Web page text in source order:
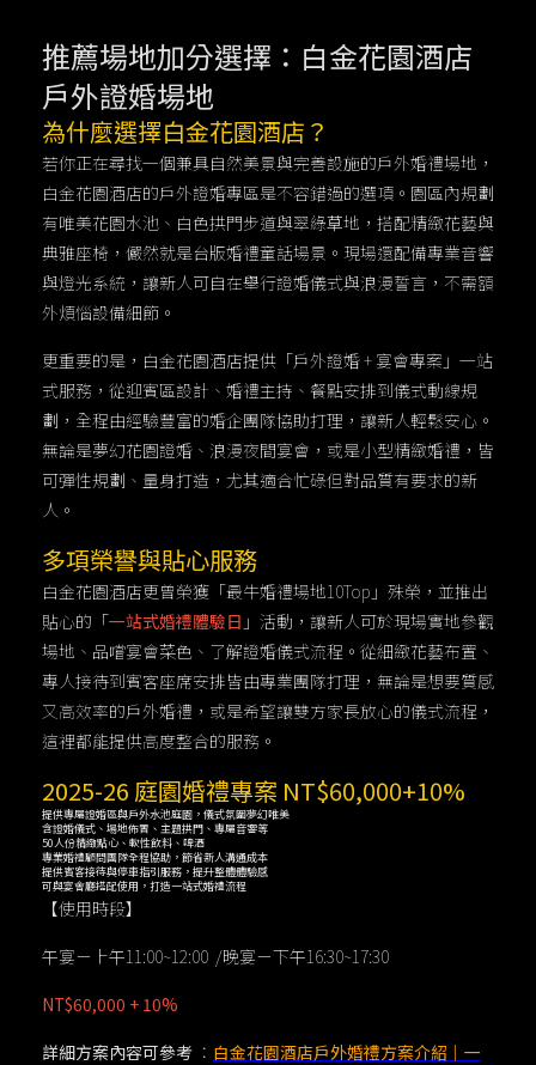
推薦場地加分選擇：白金花園酒店
戶外證婚場地
為什麼選擇白金花園酒店？
若你正在尋找一個兼具自然美景與完善設施的戶外婚禮場地，
白金花園酒店的戶外證婚專區是不容錯過的選項。園區內規劃
有唯美花園水池、白色拱門步道與翠綠草地，搭配精緻花藝與
典雅座椅，儼然就是台版婚禮童話場景。現場還配備專業音響
與燈光系統，讓新人可自在舉行證婚儀式與浪漫誓言，不需額
外煩惱設備細節。
更重要的是，白金花園酒店提供「戶外證婚 + 宴會專案」一站
式服務，從迎賓區設計、婚禮主持、餐點安排到儀式動線規
劃，全程由經驗豐富的婚企團隊協助打理，讓新人輕鬆安心。
無論是夢幻花園證婚、浪漫夜間宴會，或是小型精緻婚禮，皆
可彈性規劃、量身打造，尤其適合忙碌但對品質有要求的新
人。
多項榮譽與貼心服務
白金花園酒店更曾榮獲「最牛婚禮場地10Top」殊榮，並推出
貼心的「一站式婚禮體驗日 」活動，讓新人可於現場實地參觀
場地、品嚐宴會菜色、了解證婚儀式流程。從細緻花藝布置、
專人接待到賓客座席安排皆由專業團隊打理，無論是想要質感
又高效率的戶外婚禮，或是希望讓雙方家長放心的儀式流程，
這裡都能提供高度整合的服務。
2025-26 庭園婚禮專案 NT$60,000+10%
提供專屬證婚區與戶外水池庭園，儀式氛圍夢幻唯美
含證婚儀式、場地佈置、主題拱門、專屬音響等
50人份精緻點心、軟性飲料、啤酒
專業婚禮顧問團隊全程協助，節省新人溝通成本
提供賓客接待與停車指引服務，提升整體體驗感
可與宴會廳搭配使用，打造一站式婚禮流程
【使用時段】
午宴－上午11:00~12:00 /晚宴－下午16:30~17:30
NT$60,000 + 10%
詳細方案內容可參考 ： 白金花園酒店戶外婚禮方案介紹｜一